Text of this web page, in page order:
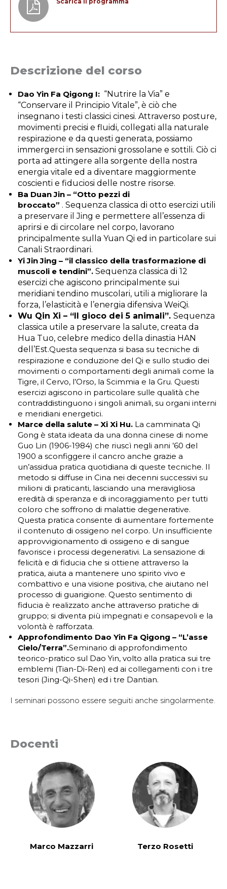
Descrizione del corso
Dao Yin Fa Qigong I: “Nutrire la Via” e
“Conservare il Principio Vitale”, è ciò che
insegnano i testi classici cinesi. Attraverso posture,
movimenti precisi e fluidi, collegati alla naturale
respirazione e da questi generata, possiamo
immergerci in sensazioni grossolane e sottili. Ciò ci
porta ad attingere alla sorgente della nostra
energia vitale ed a diventare maggiormente
coscienti e fiduciosi delle nostre risorse.
Ba Duan Jin – “Otto pezzi di
broccato” . Sequenza classica di otto esercizi utili
a preservare il Jing e permettere all’essenza di
aprirsi e di circolare nel corpo, lavorano
principalmente sulla Yuan Qi ed in particolare sui
Canali Straordinari.
Yi Jin Jing – “il classico della trasformazione di
muscoli e tendini”. Sequenza classica di 12
esercizi che agiscono principalmente sui
meridiani tendino muscolari, utili a migliorare la
forza, l’elasticità e l’energia difensiva WeiQi.
Wu Qin Xi – “Il gioco dei 5 animali”. Sequenza
classica utile a preservare la salute, creata da
Hua Tuo, celebre medico della dinastia HAN
dell’Est.Questa sequenza si basa su tecniche di
respirazione e conduzione del Qi e sullo studio dei
movimenti o comportamenti degli animali come la
Tigre, il Cervo, l’Orso, la Scimmia e la Gru. Questi
esercizi agiscono in particolare sulle qualità che
contraddistinguono i singoli animali, su organi interni
e meridiani energetici.
Marce della salute – Xi Xi Hu. La camminata Qi
Gong è stata ideata da una donna cinese di nome
Guo Lin (1906-1984) che riuscì negli anni ’60 del
1900 a sconfiggere il cancro anche grazie a
un’assidua pratica quotidiana di queste tecniche. Il
metodo si diffuse in Cina nei decenni successivi su
milioni di praticanti, lasciando una meravigliosa
eredità di speranza e di incoraggiamento per tutti
coloro che soffrono di malattie degenerative.
Questa pratica consente di aumentare fortemente
il contenuto di ossigeno nel corpo. Un insufficiente
approvvigionamento di ossigeno e di sangue
favorisce i processi degenerativi. La sensazione di
felicità e di fiducia che si ottiene attraverso la
pratica, aiuta a mantenere uno spirito vivo e
combattivo e una visione positiva, che aiutano nel
processo di guarigione. Questo sentimento di
fiducia è realizzato anche attraverso pratiche di
gruppo; si diventa più impegnati e consapevoli e la
volontà è rafforzata.
Approfondimento Dao Yin Fa Qigong – “L’asse
Cielo/Terra”.Seminario di approfondimento
teorico-pratico sul Dao Yin, volto alla pratica sui tre
emblemi (Tian-Di-Ren) ed ai collegamenti con i tre
tesori (Jing-Qi-Shen) ed i tre Dantian.
I seminari possono essere seguiti anche singolarmente.
Docenti
Marco Mazzarri Terzo Rosetti